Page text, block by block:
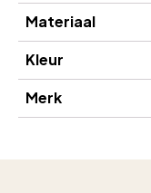
Materiaal
Kleur
Merk